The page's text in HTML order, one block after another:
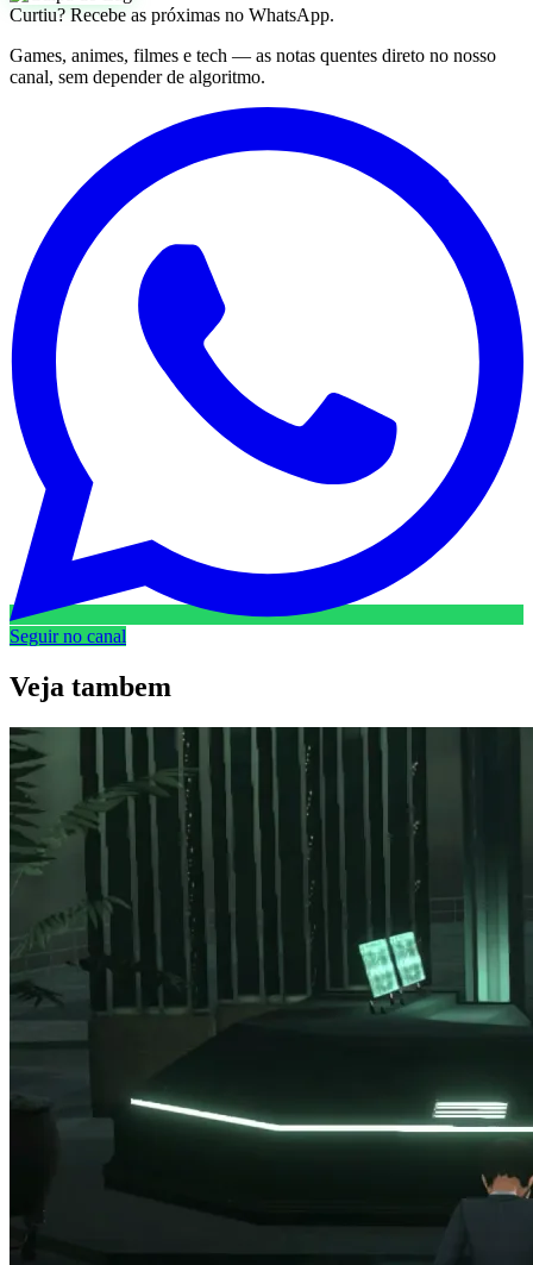
Curtiu? Recebe as próximas no WhatsApp.
Games, animes, filmes e tech — as notas quentes direto no nosso
canal, sem depender de algoritmo.
Seguir no canal
Veja tambem